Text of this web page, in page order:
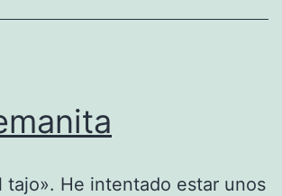
tajo». He intentado estar unos